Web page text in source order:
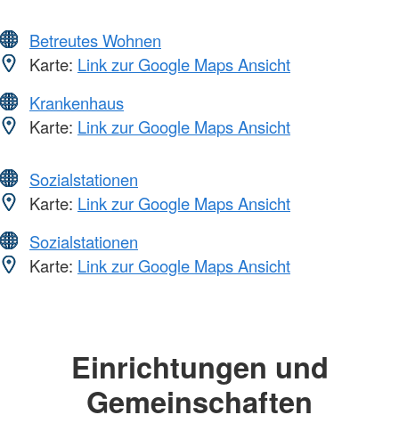
Betreutes Wohnen
Karte: Link zur Google Maps Ansicht
Krankenhaus
Karte: Link zur Google Maps Ansicht
Sozialstationen
Karte: Link zur Google Maps Ansicht
Sozialstationen
Karte: Link zur Google Maps Ansicht
Einrichtungen und
Gemeinschaften